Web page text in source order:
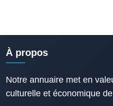
À propos
Notre annuaire met en
culturelle et économique